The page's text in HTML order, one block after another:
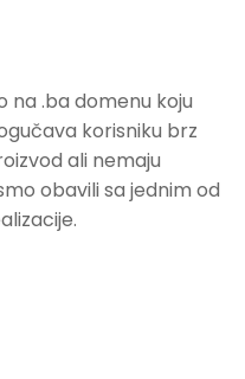
.ba domenu koju
korisniku brz
ali nemaju
obavili sa jednim od